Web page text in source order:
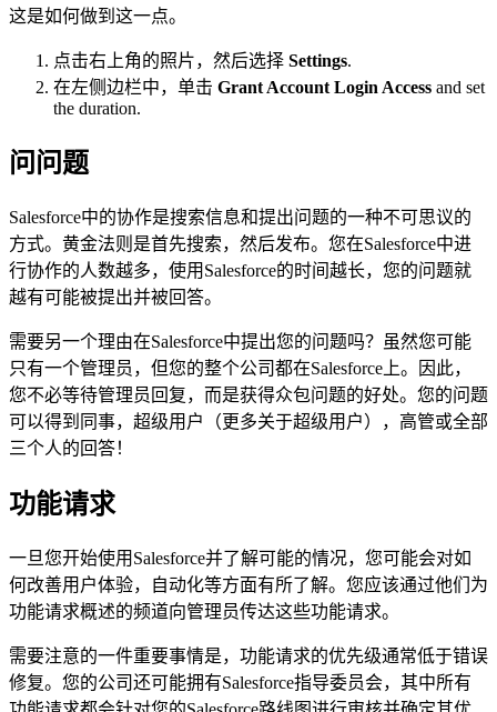
这是如何做到这一点。
点击右上角的照片，然后选择 Settings.
在左侧边栏中，单击 Grant Account Login Access and set
the duration.
问问题
Salesforce中的协作是搜索信息和提出问题的一种不可思议的
方式。黄金法则是首先搜索，然后发布。您在Salesforce中进
行协作的人数越多，使用Salesforce的时间越长，您的问题就
越有可能被提出并被回答。
需要另一个理由在Salesforce中提出您的问题吗？虽然您可能
只有一个管理员，但您的整个公司都在Salesforce上。因此，
您不必等待管理员回复，而是获得众包问题的好处。您的问题
可以得到同事，超级用户（更多关于超级用户），高管或全部
三个人的回答！
功能请求
一旦您开始使用Salesforce并了解可能的情况，您可能会对如
何改善用户体验，自动化等方面有所了解。您应该通过他们为
功能请求概述的频道向管理员传达这些功能请求。
需要注意的一件重要事情是，功能请求的优先级通常低于错误
修复。您的公司还可能拥有Salesforce指导委员会，其中所有